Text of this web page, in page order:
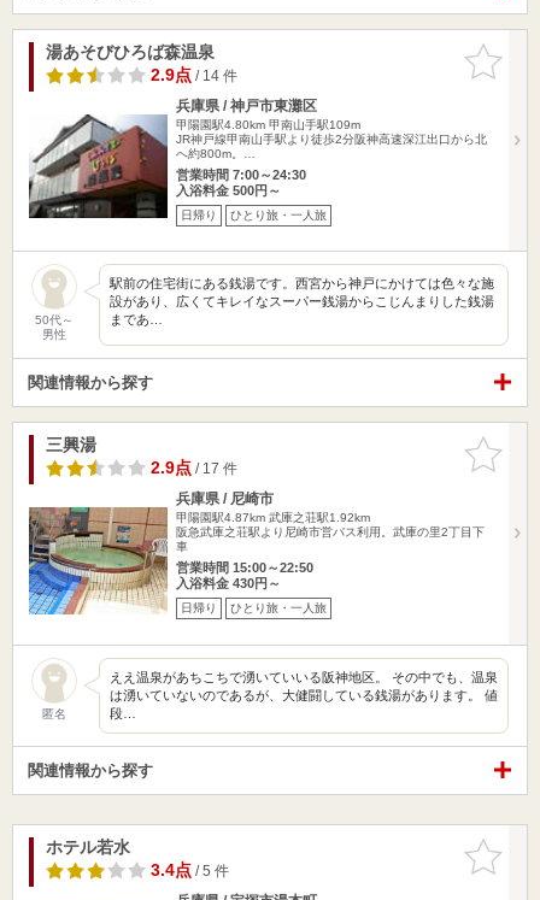
お気に入
りに追加
湯あそびひろば森温泉
2.9点/ 14 件
兵庫県 / 神戸市東灘区
甲陽園駅4.80km 甲南山手駅109m
JR神戸線甲南山手駅より徒歩2分阪神高速深江出口から北
へ約800m。…
営業時間 7:00～24:30
入浴料金 500円～
日帰り ひとり旅・一人旅
50代～
男性
駅前の住宅街にある銭湯です。西宮から神戸にかけては色々な施
設があり、広くてキレイなスーパー銭湯からこじんまりした銭湯
まであ…
関連情報から探す
お気に入
りに追加
三興湯
2.9点/ 17 件
兵庫県 / 尼崎市
甲陽園駅4.87km 武庫之荘駅1.92km
阪急武庫之荘駅より尼崎市営バス利用。武庫の里2丁目下
車
営業時間 15:00～22:50
入浴料金 430円～
日帰り ひとり旅・一人旅
匿名
ええ温泉があちこちで湧いていいる阪神地区。 その中でも、温泉
は湧いていないのであるが、大健闘している銭湯があります。 値
段…
関連情報から探す
お気に入
りに追加
ホテル若水
3.4点/ 5 件